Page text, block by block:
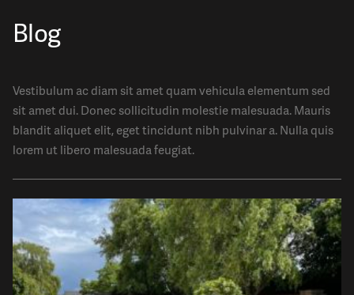
Blog
Vestibulum ac diam sit amet quam vehicula elementum sed
sit amet dui. Donec sollicitudin molestie malesuada. Mauris
blandit aliquet elit, eget tincidunt nibh pulvinar a. Nulla quis
lorem ut libero malesuada feugiat.